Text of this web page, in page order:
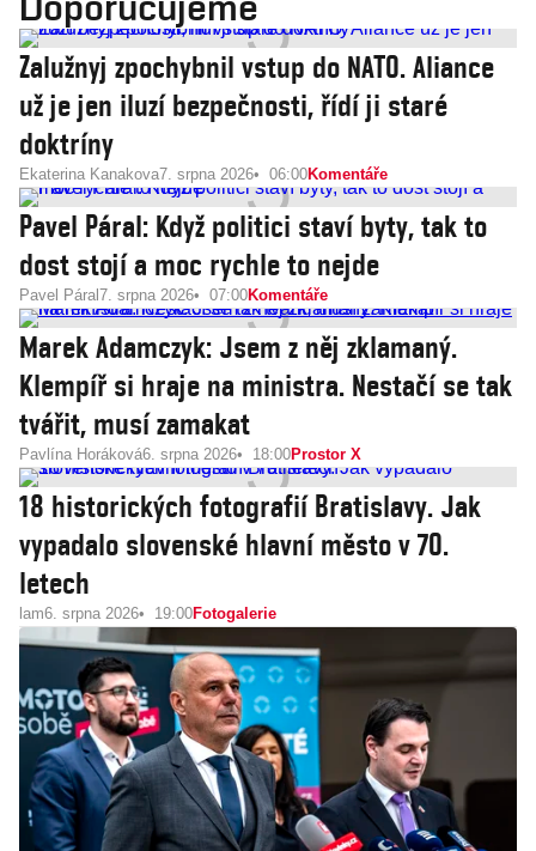
Zalužnyj zpochybnil vstup do NATO. Aliance
už je jen iluzí bezpečnosti, řídí ji staré
doktríny
Ekaterina Kanakova7. srpna 2026 06:00Komentáře
Pavel Páral: Když politici staví byty, tak to
dost stojí a moc rychle to nejde
Pavel Páral 7. srpna 2026 07:00Komentáře
Marek Adamczyk: Jsem z něj zklamaný.
Klempíř si hraje na ministra. Nestačí se tak
tvářit, musí zamakat
Pavlína Horáková6. srpna 2026 18:00Prostor X
18 historických fotografií Bratislavy. Jak
vypadalo slovenské hlavní město v 70.
letech
lam6. srpna 2026 19:00Fotogalerie